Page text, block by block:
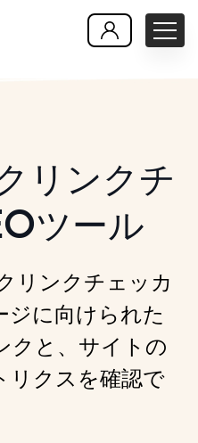
リンクチ
ツール
リンクチェッカ
ジに向けられた
クと、サイトの
リクスを確認で